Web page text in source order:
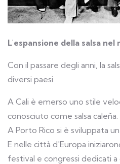
L'espansione della salsa nel
Con il passare degli anni, la
diversi paesi.
A Cali è emerso uno stile
conosciuto come salsa caleña.
A Porto Rico si è sviluppata
E nelle città d'Europa
festival e congressi dedicati a